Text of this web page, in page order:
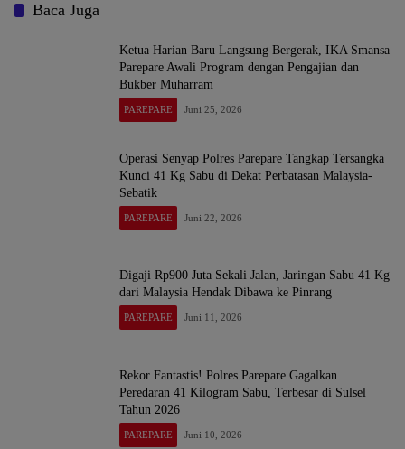
Baca Juga
Ketua Harian Baru Langsung Bergerak, IKA Smansa
Parepare Awali Program dengan Pengajian dan
Bukber Muharram
PAREPARE Juni 25, 2026
Operasi Senyap Polres Parepare Tangkap Tersangka
Kunci 41 Kg Sabu di Dekat Perbatasan Malaysia-
Sebatik
PAREPARE Juni 22, 2026
Digaji Rp900 Juta Sekali Jalan, Jaringan Sabu 41 Kg
dari Malaysia Hendak Dibawa ke Pinrang
PAREPARE Juni 11, 2026
Rekor Fantastis! Polres Parepare Gagalkan
Peredaran 41 Kilogram Sabu, Terbesar di Sulsel
Tahun 2026
PAREPARE Juni 10, 2026